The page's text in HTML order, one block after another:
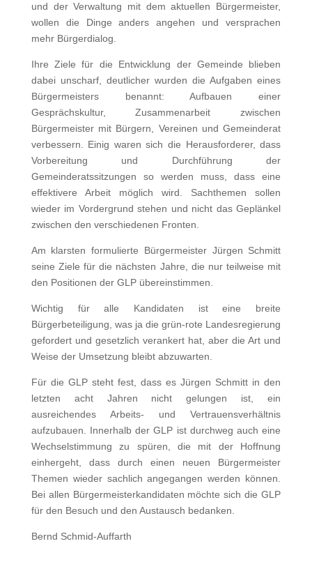
und der Verwaltung mit dem aktuellen Bürgermeister,
wollen die Dinge anders angehen und versprachen
mehr Bürgerdialog.
Ihre Ziele für die Entwicklung der Gemeinde blieben
dabei unscharf, deutlicher wurden die Aufgaben eines
Bürgermeisters benannt: Aufbauen einer
Gesprächskultur, Zusammenarbeit zwischen
Bürgermeister mit Bürgern, Vereinen und Gemeinderat
verbessern. Einig waren sich die Herausforderer, dass
Vorbereitung und Durchführung der
Gemeinderatssitzungen so werden muss, dass eine
effektivere Arbeit möglich wird. Sachthemen sollen
wieder im Vordergrund stehen und nicht das Geplänkel
zwischen den verschiedenen Fronten.
Am klarsten formulierte Bürgermeister Jürgen Schmitt
seine Ziele für die nächsten Jahre, die nur teilweise mit
den Positionen der GLP übereinstimmen.
Wichtig für alle Kandidaten ist eine breite
Bürgerbeteiligung, was ja die grün-rote Landesregierung
gefordert und gesetzlich verankert hat, aber die Art und
Weise der Umsetzung bleibt abzuwarten.
Für die GLP steht fest, dass es Jürgen Schmitt in den
letzten acht Jahren nicht gelungen ist, ein
ausreichendes Arbeits- und Vertrauensverhältnis
aufzubauen. Innerhalb der GLP ist durchweg auch eine
Wechselstimmung zu spüren, die mit der Hoffnung
einhergeht, dass durch einen neuen Bürgermeister
Themen wieder sachlich angegangen werden können.
Bei allen Bürgermeisterkandidaten möchte sich die GLP
für den Besuch und den Austausch bedanken.
Bernd Schmid-Auffarth